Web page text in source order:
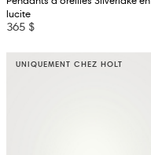
lucite
365 $
UNIQUEMENT CHEZ HOLT